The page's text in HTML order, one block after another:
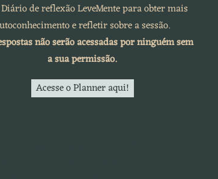
de reflexão LeveMente para obtermais
e refletir sobre a sessão.
não serão acessadas por ninguém sem
a sua permissão.
Acesse o Planner aqui!